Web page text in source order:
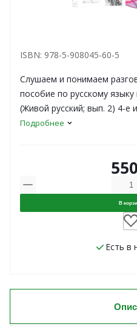
ISBN: 978-5-908045-60-5
Слушаем и понимаем
пособие по русскому
(Живой русский; вып. 2) 4-е
Подробнее
В
Есть в